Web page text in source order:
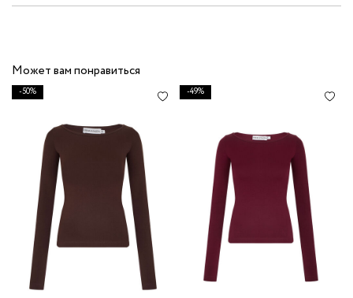
Может вам понравиться
-50% -49%